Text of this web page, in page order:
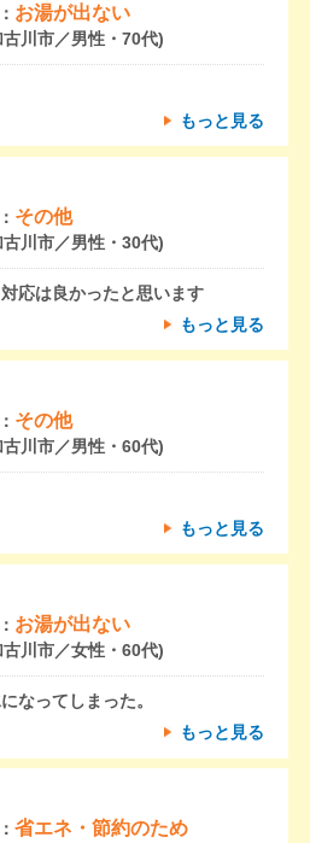
お湯が出ない
川市／男性・70代)
もっと見る
その他
川市／男性・30代)
応は良かったと思います
もっと見る
その他
川市／男性・60代)
もっと見る
お湯が出ない
川市／女性・60代)
なってしまった。
もっと見る
省エネ・節約のため